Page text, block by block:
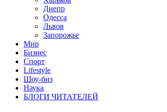
Днепр
Одесса
Львов
Запорожье
Мир
Бизнес
Спорт
Lifestyle
Шоу-биз
Наука
БЛОГИ ЧИТАТЕЛЕЙ